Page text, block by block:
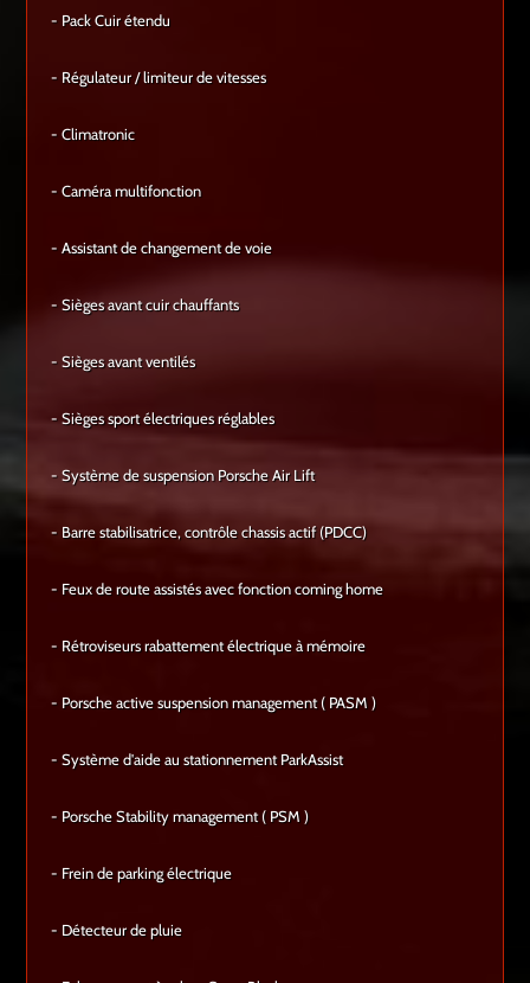
- Pack Cuir étendu
- Régulateur / limiteur de vitesses
- Climatronic
- Caméra multifonction
- Assistant de changement de voie
- Sièges avant cuir chauffants
- Sièges avant ventilés
- Sièges sport électriques réglables
- Système de suspension Porsche Air Lift
- Barre stabilisatrice, contrôle chassis actif (PDCC)
- Feux de route assistés avec fonction coming home
- Rétroviseurs rabattement électrique à mémoire
- Porsche active suspension management ( PASM )
- Système d'aide au stationnement ParkAssist
- Porsche Stability management ( PSM )
- Frein de parking électrique
- Détecteur de pluie